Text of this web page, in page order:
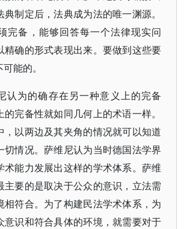
制定后，法典成为法的唯一渊源。
完备，能够回答每一个法律现实问
精确的形式表现出来。要做到这些要
能的。
认为的确存在另一种意义上的完备
完备性就如同几何上的术语一样。
，以两边及其夹角的情况就可以知道
切情况。萨维尼认为当时德国法学界
术能力发展出这样的学术体系。萨维
主要的是取决于公众的意识，立法需
相符合。为了构建民法学术体系，为
意识和符合具体的环境，就需要对于